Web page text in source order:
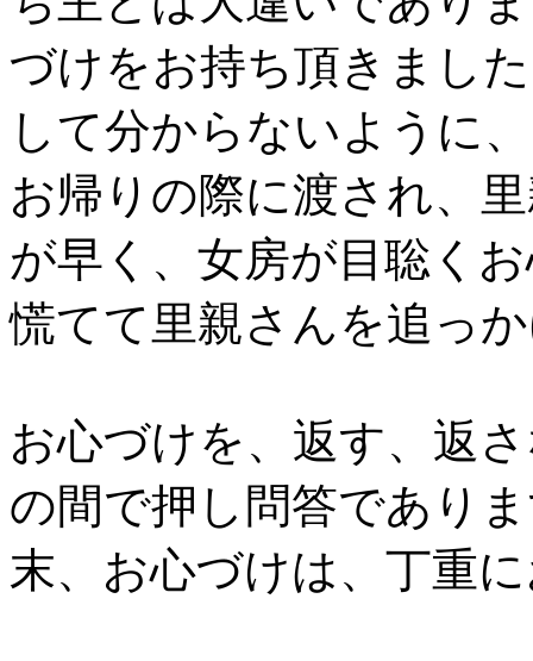
づけをお持ち頂きまし
して分からないように
お帰りの際に渡され、
が早く、女房が目聡く
慌てて里親さんを追っ
お心づけを、返す、返
の間で押し問答であり
末、お心づけは、丁重